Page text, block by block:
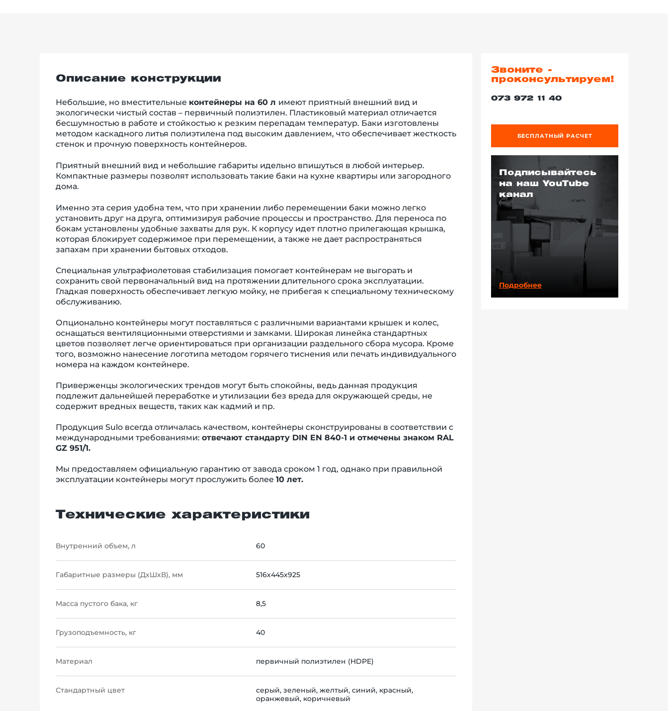
Описание конструкции
Небольшие, но вместительные контейнеры на 60 л имеют приятный внешний вид и
экологически чистый состав – первичный полиэтилен. Пластиковый материал отличается
бесшумностью в работе и стойкостью к резким перепадам температур. Баки изготовлены
методом каскадного литья полиэтилена под высоким давлением, что обеспечивает жесткость
стенок и прочную поверхность контейнеров.
Приятный внешний вид и небольшие габариты идельно впишуться в любой интерьер.
Компактные размеры позволят использовать такие баки на кухне квартиры или загородного
дома.
Именно эта серия удобна тем, что при хранении либо перемещении баки можно легко
установить друг на друга, оптимизируя рабочие процессы и пространство. Для переноса по
бокам установлены удобные захваты для рук. К корпусу идет плотно прилегающая крышка,
которая блокирует содержимое при перемещении, а также не дает распространяться
запахам при хранении бытовых отходов.
Специальная ультрафиолетовая стабилизация помогает контейнерам не выгорать и
сохранить свой первоначальный вид на протяжении длительного срока эксплуатации.
Гладкая поверхность обеспечивает легкую мойку, не прибегая к специальному техническому
обслуживанию.
Опционально контейнеры могут поставляться с различными вариантами крышек и колес,
оснащаться вентиляционными отверстиями и замками. Широкая линейка стандартных
цветов позволяет легче ориентироваться при организации раздельного сбора мусора. Кроме
того, возможно нанесение логотипа методом горячего тиснения или печать индивидуального
номера на каждом контейнере.
Приверженцы экологических трендов могут быть спокойны, ведь данная продукция
подлежит дальнейшей переработке и утилизации без вреда для окружающей среды, не
содержит вредных веществ, таких как кадмий и пр.
Продукция Sulo всегда отличалась качеством, контейнеры сконструированы в соответствии с
международными требованиями: отвечают стандарту DIN EN 840-1 и отмечены знаком RAL
GZ 951/1.
Мы предоставляем официальную гарантию от завода сроком 1 год, однако при правильной
эксплуатации контейнеры могут прослужить более 10 лет.
Технические характеристики
Внутренний объем, л 60
Габаритные размеры (ДхШхВ), мм 516х445х925
Масса пустого бака, кг 8,5
Грузоподъемность, кг 40
Материал первичный полиэтилен (HDPE)
Стандартный цвет
серый, зеленый, желтый, синий, красный,
оранжевый, коричневый
Звоните -
проконсультируем!
073 972 11 40
БЕСПЛАТНЫЙ РАСЧЕТ
Подписывайтесь
на наш YouTube
канал
Подробнее